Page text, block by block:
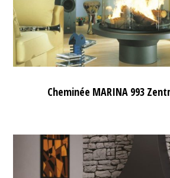
Cheminée MARINA 993